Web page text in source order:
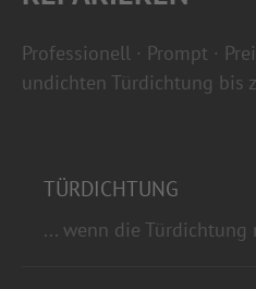
Professionell · Prompt ·
undichten Türdichtung bis
TÜRDICHTUNG
... wenn die